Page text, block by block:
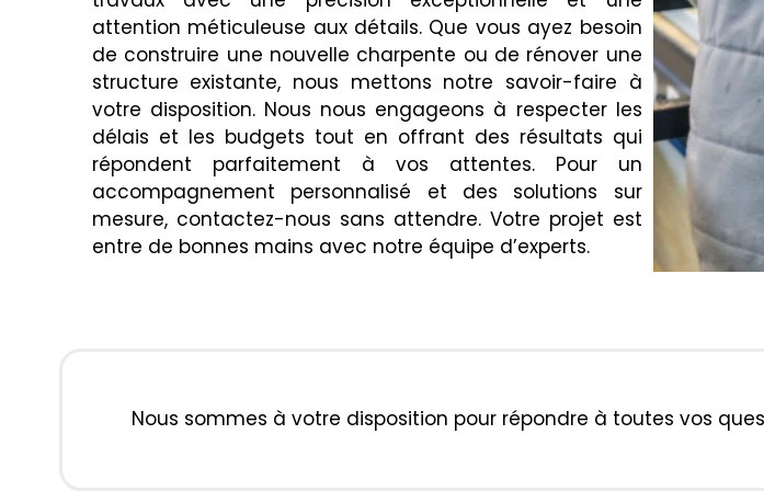
attention méticuleuse aux détails. Que vous ayez besoin
de construire une nouvelle charpente ou de rénover une
structure existante, nous mettons notre savoir-faire à
votre disposition. Nous nous engageons à respecter les
délais et les budgets tout en offrant des résultats qui
répondent parfaitement à vos attentes. Pour un
accompagnement personnalisé et des solutions sur
mesure, contactez-nous sans attendre. Votre projet est
entre de bonnes mains avec notre équipe d’experts.
Nous sommes à votre disposition pour répondre à toutes vos